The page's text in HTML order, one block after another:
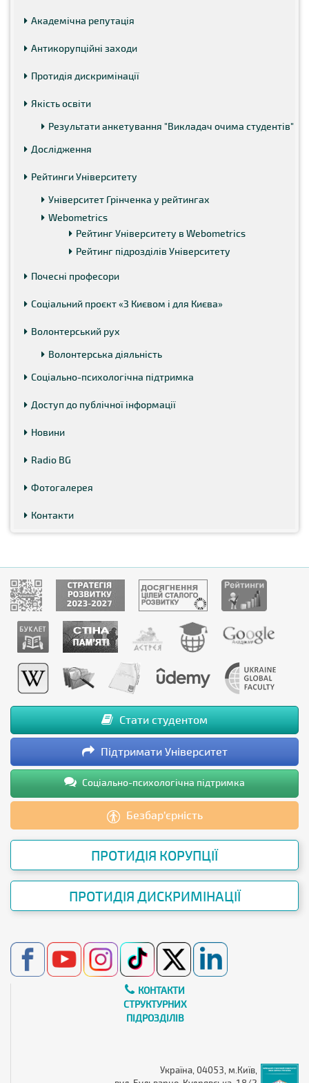
Академічна репутація
Антикорупційні заходи
Протидія дискримінації
Якість освіти
Результати анкетування "Викладач очима студентів"
Дослідження
Рейтинги Університету
Університет Грінченка у рейтингах
Webometrics
Рейтинг Університету в Webometrics
Рейтинг підрозділів Університету
Почесні професори
Соціальний проєкт «З Києвом і для Києва»
Волонтерський рух
Волонтерська діяльність
Соціально-психологічна підтримка
Доступ до публічної інформації
Новини
Radio BG
Фотогалерея
Контакти
Стати студентом
Підтримати Університет
Соціально-психологічна підтримка
Безбар’єрність
ПРОТИДІЯ КОРУПЦІЇ
ПРОТИДІЯ ДИСКРИМІНАЦІЇ
КОНТАКТИ
СТРУКТУРНИХ
ПІДРОЗДІЛІВ
Україна, 04053, м.Київ,